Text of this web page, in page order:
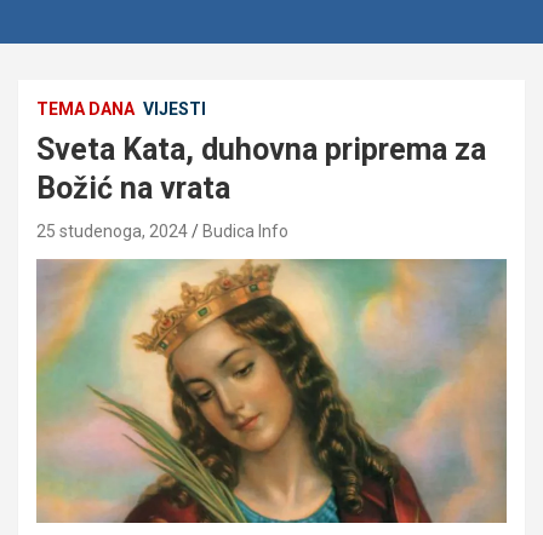
TEMA DANA VIJESTI
Sveta Kata, duhovna priprema za
Božić na vrata
25 studenoga, 2024 Budica Info